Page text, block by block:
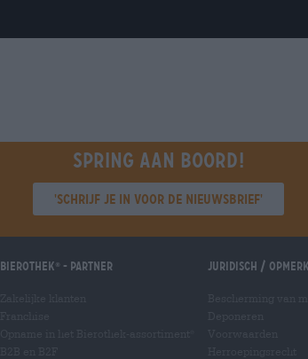
Spring aan boord!
'Schrijf je in voor de nieuwsbrief'
Bierothek ® - Partner Juridisch /